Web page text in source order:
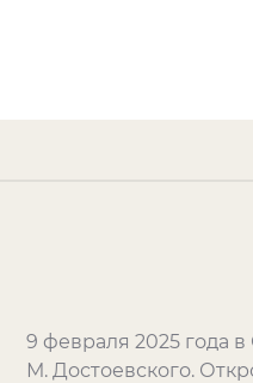
9 февраля 2025 года
М. Достоевского. Откр